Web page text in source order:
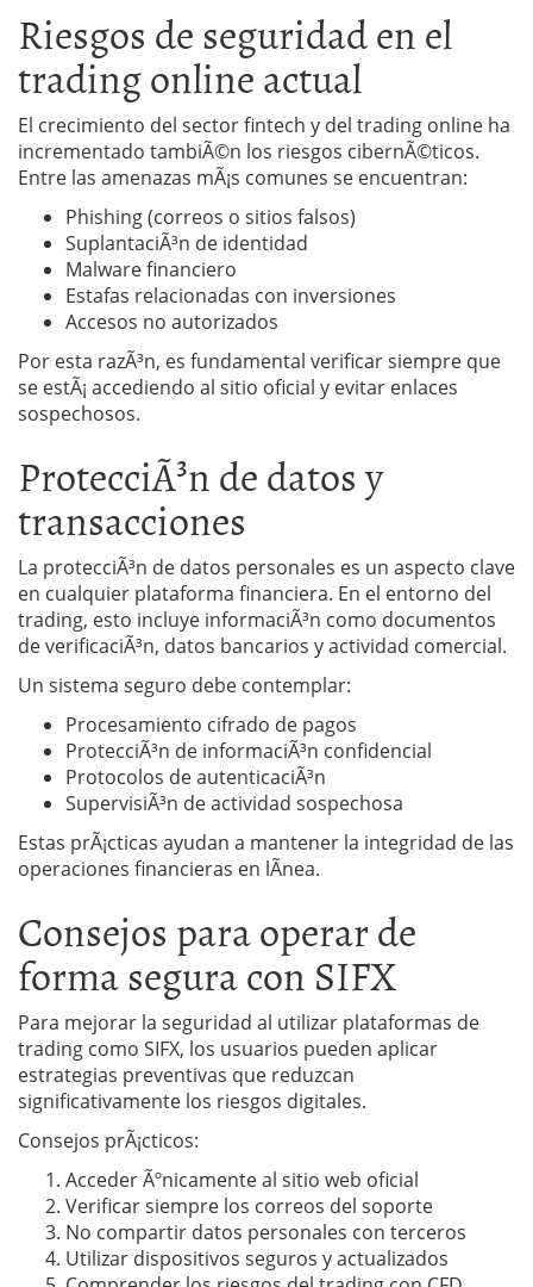
Riesgos de seguridad en el
trading online actual
El crecimiento del sector fintech y del trading online ha
incrementado tambiÃ©n los riesgos cibernÃ©ticos.
Entre las amenazas mÃ¡s comunes se encuentran:
Phishing (correos o sitios falsos)
SuplantaciÃ³n de identidad
Malware financiero
Estafas relacionadas con inversiones
Accesos no autorizados
Por esta razÃ³n, es fundamental verificar siempre que
se estÃ¡ accediendo al sitio oficial y evitar enlaces
sospechosos.
ProtecciÃ³n de datos y
transacciones
La protecciÃ³n de datos personales es un aspecto clave
en cualquier plataforma financiera. En el entorno del
trading, esto incluye informaciÃ³n como documentos
de verificaciÃ³n, datos bancarios y actividad comercial.
Un sistema seguro debe contemplar:
Procesamiento cifrado de pagos
ProtecciÃ³n de informaciÃ³n confidencial
Protocolos de autenticaciÃ³n
SupervisiÃ³n de actividad sospechosa
Estas prÃ¡cticas ayudan a mantener la integridad de las
operaciones financieras en lÃ­nea.
Consejos para operar de
forma segura con SIFX
Para mejorar la seguridad al utilizar plataformas de
trading como SIFX, los usuarios pueden aplicar
estrategias preventivas que reduzcan
significativamente los riesgos digitales.
Consejos prÃ¡cticos:
Acceder Ãºnicamente al sitio web oficial
Verificar siempre los correos del soporte
No compartir datos personales con terceros
Utilizar dispositivos seguros y actualizados